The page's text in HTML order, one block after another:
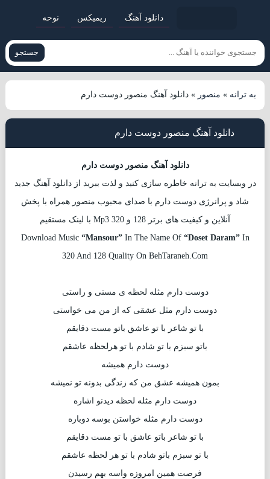
دانلود آهنگ ریمیکس نوحه
جستجو
به ترانه » منصور » دانلود آهنگ منصور دوست دارم
دانلود آهنگ منصور دوست دارم
دانلود آهنگ منصور دوست دارم
در وبسایت به ترانه خاطره سازی کنید و لذت ببرید از دانلود آهنگ جدید
شاد و پرانرژی دوست دارم با صدای محبوب منصور همراه با پخش
آنلاین و کیفیت های برتر 128 و 320 Mp3 با لینک مستقیم
Download Music “Mansour”In The Name Of “Doset Daram”In
320 And 128 Quality On BehTaraneh.Com
دوست دارم مثله لحظه ی مستی و راستی
دوست دارم مثل عشقی که از من می خواستی
با تو شاعر با تو عاشق باتو مست دقایقم
باتو سبزم با تو شادم با تو هرلحظه عاشقم
دوست دارم همیشه
بمون همیشه عشق من که زندگی بدونه تو نمیشه
دوست دارم مثله لحظه دیدنو اشاره
دوست دارم مثله خواستن بوسه دوباره
با تو شاعر باتو عاشق با تو مست دقایقم
با تو سبزم باتو شادم با تو هر لحظه عاشقم
فرصت همین امروزه واسه بهم رسیدن